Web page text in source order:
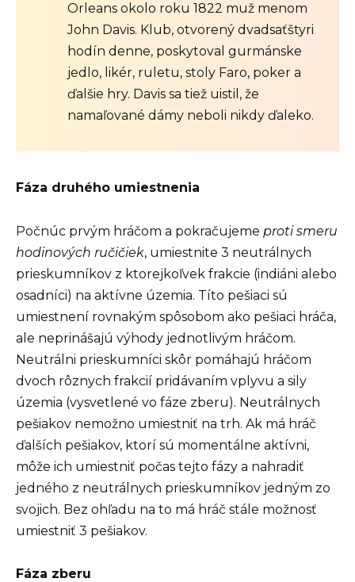
Orleans okolo roku 1822 muž menom
John Davis. Klub, otvorený dvadsaťštyri
hodín denne, poskytoval gurmánske
jedlo, likér, ruletu, stoly Faro, poker a
ďalšie hry. Davis sa tiež uistil, že
namaľované dámy neboli nikdy ďaleko.
Fáza druhého umiestnenia
Počnúc prvým hráčom a pokračujeme proti smeru
hodinových ručičiek, umiestnite 3 neutrálnych
prieskumníkov z ktorejkoľvek frakcie (indiáni alebo
osadníci) na aktívne územia. Títo pešiaci sú
umiestnení rovnakým spôsobom ako pešiaci hráča,
ale neprinášajú výhody jednotlivým hráčom.
Neutrálni prieskumníci skôr pomáhajú hráčom
dvoch rôznych frakcií pridávaním vplyvu a sily
územia (vysvetlené vo fáze zberu). Neutrálnych
pešiakov nemožno umiestniť na trh. Ak má hráč
ďalších pešiakov, ktorí sú momentálne aktívni,
môže ich umiestniť počas tejto fázy a nahradiť
jedného z neutrálnych prieskumníkov jedným zo
svojich. Bez ohľadu na to má hráč stále možnosť
umiestniť 3 pešiakov.
Fáza zberu